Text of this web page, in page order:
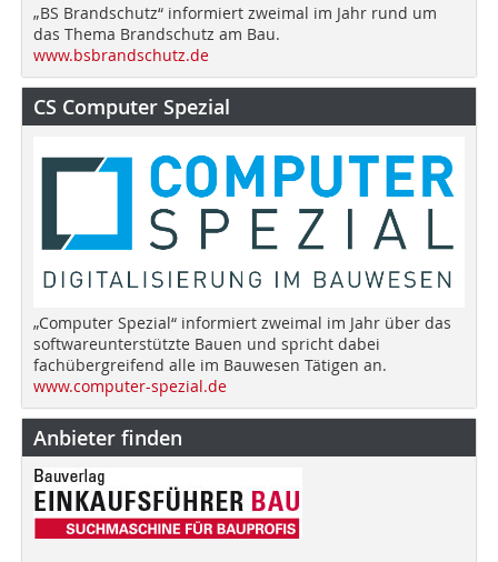
„BS Brandschutz“ informiert zweimal im Jahr rund um
das Thema Brandschutz am Bau.
www.bsbrandschutz.de
CS Computer Spezial
„Computer Spezial“ informiert zweimal im Jahr über das
softwareunterstützte Bauen und spricht dabei
fachübergreifend alle im Bauwesen Tätigen an.
www.computer-spezial.de
Anbieter finden